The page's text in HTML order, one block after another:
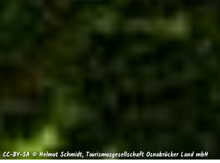
CC-BY-SA © Helmut Schmidt, Tourismusgesellschaft Osnabrücker Land mbH